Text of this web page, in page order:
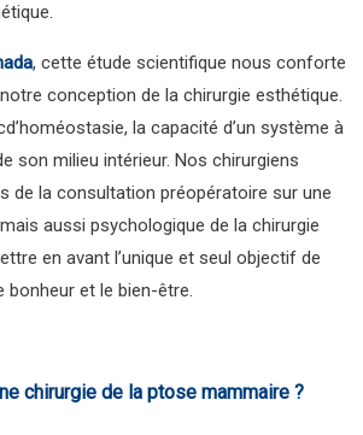
, cette étude scientifique nous conforte
conception de la chirurgie esthétique.
la capacité d’un système à
son milieu intérieur. Nos chirurgiens
de la consultation préopératoire sur une
aussi psychologique de la chirurgie
en avant l’unique et seul objectif de
bonheur et le bien-être.
chirurgie de la ptose mammaire ?